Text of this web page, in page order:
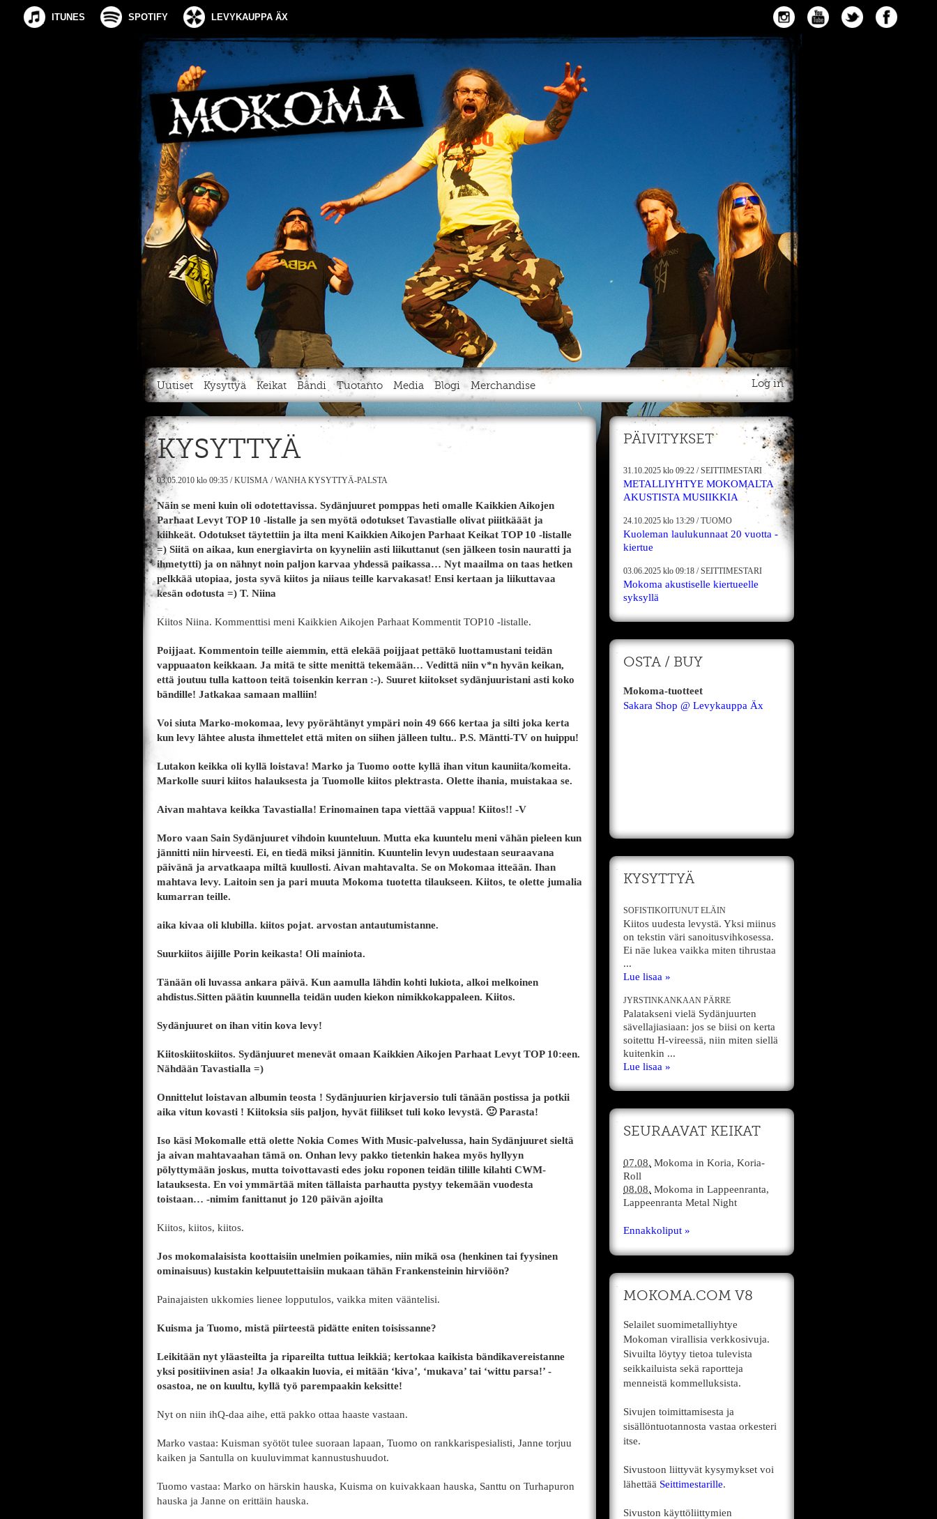
ITUNES SPOTIFY LEVYKAUPPA ÄX
Uutiset Kysyttyä Keikat Bändi Tuotanto Media Blogi Merchandise Log in
KYSYTTYÄ
03.05.2010 klo 09:35 /KUISMA /WANHA KYSYTTYÄ-PALSTA
Näin se meni kuin oli odotettavissa. Sydänjuuret pomppas heti omalle Kaikkien Aikojen
Parhaat Levyt TOP 10 -listalle ja sen myötä odotukset Tavastialle olivat piiitkääät ja
kiihkeät. Odotukset täytettiin ja ilta meni Kaikkien Aikojen Parhaat Keikat TOP 10 -listalle
=) Siitä on aikaa, kun energiavirta on kyyneliin asti liikuttanut (sen jälkeen tosin nauratti ja
ihmetytti) ja on nähnyt noin paljon karvaa yhdessä paikassa… Nyt maailma on taas hetken
pelkkää utopiaa, josta syvä kiitos ja niiaus teille karvakasat! Ensi kertaan ja liikuttavaa
kesän odotusta =) T. Niina
Kiitos Niina. Kommenttisi meni Kaikkien Aikojen Parhaat Kommentit TOP10 -listalle.
Poijjaat. Kommentoin teille aiemmin, että elekää poijjaat pettäkö luottamustani teidän
vappuaaton keikkaan. Ja mitä te sitte menittä tekemään… Vedittä niin v*n hyvän keikan,
että joutuu tulla kattoon teitä toisenkin kerran :-). Suuret kiitokset sydänjuuristani asti koko
bändille! Jatkakaa samaan malliin!
Voi siuta Marko-mokomaa, levy pyörähtänyt ympäri noin 49 666 kertaa ja silti joka kerta
kun levy lähtee alusta ihmettelet että miten on siihen jälleen tultu.. P.S. Mäntti-TV on huippu!
Lutakon keikka oli kyllä loistava! Marko ja Tuomo ootte kyllä ihan vitun kauniita/komeita.
Markolle suuri kiitos halauksesta ja Tuomolle kiitos plektrasta. Olette ihania, muistakaa se.
Aivan mahtava keikka Tavastialla! Erinomainen tapa viettää vappua! Kiitos!! -V
Moro vaan Sain Sydänjuuret vihdoin kuunteluun. Mutta eka kuuntelu meni vähän pieleen kun
jännitti niin hirveesti. Ei, en tiedä miksi jännitin. Kuuntelin levyn uudestaan seuraavana
päivänä ja arvatkaapa miltä kuullosti. Aivan mahtavalta. Se on Mokomaa itteään. Ihan
mahtava levy. Laitoin sen ja pari muuta Mokoma tuotetta tilaukseen. Kiitos, te olette jumalia
kumarran teille.
aika kivaa oli klubilla. kiitos pojat. arvostan antautumistanne.
Suurkiitos äijille Porin keikasta! Oli mainiota.
Tänään oli luvassa ankara päivä. Kun aamulla lähdin kohti lukiota, alkoi melkoinen
ahdistus.Sitten päätin kuunnella teidän uuden kiekon nimikkokappaleen. Kiitos.
Sydänjuuret on ihan vitin kova levy!
Kiitoskiitoskiitos. Sydänjuuret menevät omaan Kaikkien Aikojen Parhaat Levyt TOP 10:een.
Nähdään Tavastialla =)
Onnittelut loistavan albumin teosta ! Sydänjuurien kirjaversio tuli tänään postissa ja potkii
aika vitun kovasti ! Kiitoksia siis paljon, hyvät fiilikset tuli koko levystä. 🙂 Parasta!
Iso käsi Mokomalle että olette Nokia Comes With Music-palvelussa, hain Sydänjuuret sieltä
ja aivan mahtavaahan tämä on. Onhan levy pakko tietenkin hakea myös hyllyyn
pölyttymään joskus, mutta toivottavasti edes joku roponen teidän tilille kilahti CWM-
latauksesta. En voi ymmärtää miten tällaista parhautta pystyy tekemään vuodesta
toistaan… -nimim fanittanut jo 120 päivän ajoilta
Kiitos, kiitos, kiitos.
Jos mokomalaisista koottaisiin unelmien poikamies, niin mikä osa (henkinen tai fyysinen
ominaisuus) kustakin kelpuutettaisiin mukaan tähän Frankensteinin hirviöön?
Painajaisten ukkomies lienee lopputulos, vaikka miten vääntelisi.
Kuisma ja Tuomo, mistä piirteestä pidätte eniten toisissanne?
Leikitään nyt yläasteilta ja ripareilta tuttua leikkiä; kertokaa kaikista bändikavereistanne
yksi positiivinen asia! Ja olkaakin luovia, ei mitään ‘kiva’, ‘mukava’ tai ‘wittu parsa!’ -
osastoa, ne on kuultu, kyllä työ parempaakin keksitte!
Nyt on niin ihQ-daa aihe, että pakko ottaa haaste vastaan.
Marko vastaa: Kuisman syötöt tulee suoraan lapaan, Tuomo on rankkarispesialisti, Janne torjuu
kaiken ja Santulla on kuuluvimmat kannustushuudot.
Tuomo vastaa: Marko on härskin hauska, Kuisma on kuivakkaan hauska, Santtu on Turhapuron
hauska ja Janne on erittäin hauska.
PÄIVITYKSET
31.10.2025 klo 09:22 /SEITTIMESTARI
METALLIYHTYE MOKOMALTA
AKUSTISTA MUSIIKKIA
24.10.2025 klo 13:29 /TUOMO
Kuoleman laulukunnaat 20 vuotta -
kiertue
03.06.2025 klo 09:18 /SEITTIMESTARI
Mokoma akustiselle kiertueelle
syksyllä
OSTA / BUY
Mokoma-tuotteet
Sakara Shop @ Levykauppa Äx
KYSYTTYÄ
SOFISTIKOITUNUT ELÄIN
Kiitos uudesta levystä. Yksi miinus
on tekstin väri sanoitusvihkosessa.
Ei näe lukea vaikka miten tihrustaa
...
Lue lisaa »
JYRSTINKANKAAN PÄRRE
Palatakseni vielä Sydänjuurten
sävellajiasiaan: jos se biisi on kerta
soitettu H-vireessä, niin miten siellä
kuitenkin ...
Lue lisaa »
SEURAAVAT KEIKAT
07.08. Mokoma in Koria, Koria-
Roll
08.08. Mokoma in Lappeenranta,
Lappeenranta Metal Night
Ennakkoliput »
MOKOMA.COM V8
Selailet suomimetalliyhtye
Mokoman virallisia verkkosivuja.
Sivuilta löytyy tietoa tulevista
seikkailuista sekä raportteja
menneistä kommelluksista.
Sivujen toimittamisesta ja
sisällöntuotannosta vastaa orkesteri
itse.
Sivustoon liittyvät kysymykset voi
lähettää Seittimestarille.
Sivuston käyttöliittymien